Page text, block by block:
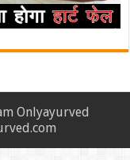
Onlyayurved